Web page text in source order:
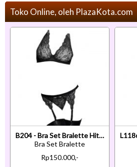
Toko Online, oleh PlazaKota.com
B204 - Bra Set Bralette Hitam Transparan Celana Dalam Garter Belt Stocking
Bra Set Bralette
Rp150.000,-